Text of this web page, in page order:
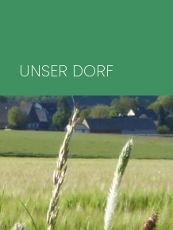
Navigation
UNSER DORF